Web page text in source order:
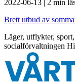
2022-06-13 | 2 min
Brett utbud av
Läger, utflykter,
socialförvaltningen